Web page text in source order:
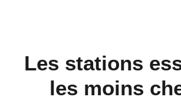
Les stations
les moins